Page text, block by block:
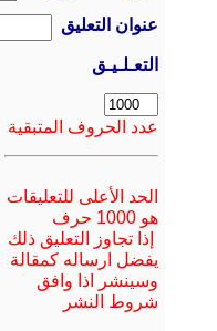
عنوان التعليق
التعـلـيـق
عدد الحروف المتبقية
الحد الأعلى للتعليقات
هو 1000 حرف
إذا تجاوز التعليق ذلك
يفضل ارساله كمقالة
وسينشر اذا وافق
شروط النشر